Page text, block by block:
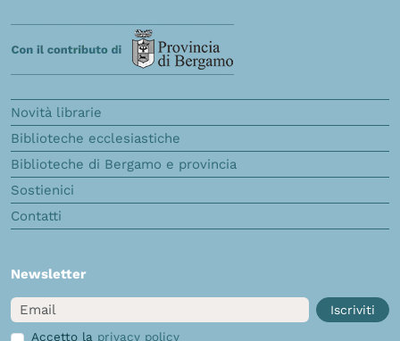
Novità librarie
Biblioteche ecclesiastiche
Biblioteche di Bergamo e provincia
Sostienici
Contatti
Newsletter
Email
Iscriviti
Accetto la privacy policy